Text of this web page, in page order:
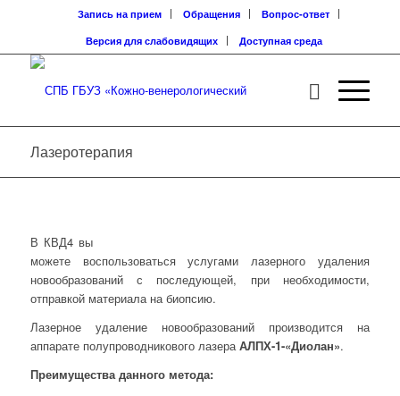
Запись на прием Обращения
Вопрос-ответ
Версия для слабовидящих
Доступная среда
Лазеротерапия
В КВД4 вы
можете воспользоваться услугами лазерного удаления
новообразований с последующей, при необходимости,
отправкой материала на биопсию.
Лазерное удаление новообразований производится на
аппарате полупроводникового лазераАЛПХ-1-«Диолан».
Преимущества данного метода: